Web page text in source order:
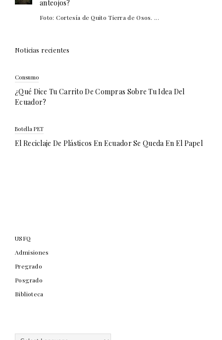
anteojos?
Foto: Cortesía de Quito Tierra de Osos. ...
Noticias recientes
Consumo
¿Qué Dice Tu Carrito De Compras Sobre Tu Idea Del
Ecuador?
Botella PET
El Reciclaje De Plásticos En Ecuador Se Queda En El Papel
USFQ
Admisiones
Pregrado
Posgrado
Biblioteca